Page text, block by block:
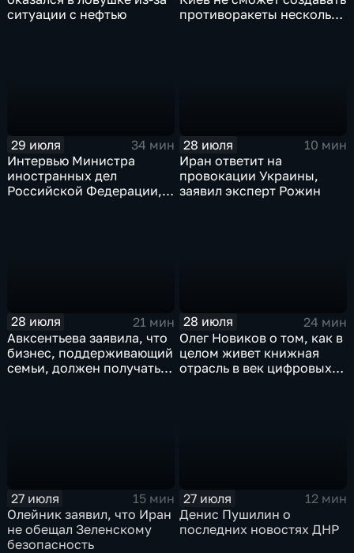
ситуации с нефтью
противоракеты несколько
29 июля
34 мин
Интервью Министра
иностранных дел
Российской Федерации,
28 июля
10 мин
Иран ответит на
провокации Украины,
заявил эксперт Рожин
28 июля
21 мин
Авксентьева заявила, что
бизнес, поддерживающий
семьи, должен получать
28 июля
24 мин
Олег Новиков о том, как в
целом живет книжная
отрасль в век цифровых
27 июля
15 мин
Олейник заявил, что Иран
не обещал Зеленскому
безопасность
27 июля
12 мин
Денис Пушилин о
последних новостях ДНР